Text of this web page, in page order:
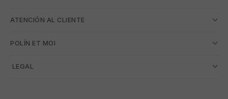
ATENCIÓN AL CLIENTE
POLÍN ET MOI
­ LEGAL